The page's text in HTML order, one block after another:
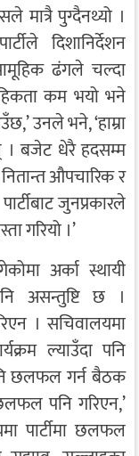
मात्रै पुग्दैनथ्यो ।
दिशानिर्देशन
ढंगले चल्दा
कम भयो भने
उनले भने, ‘हाम्रा
। बजेट धेरै हदसम्म
औपचारिक र
जुनप्रकारले
गरियो ।’
अर्का स्थायी
असन्तुष्टि छ ।
। सचिवालयमा
ल्याउँदा पनि
छलफल गर्न बैठक
पनि गरिएन,’
पार्टीमा छलफल